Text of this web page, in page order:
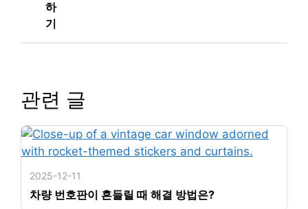
하
기
관련 글
2025-12-11
차량 번호판이 흔들릴 때 해결 방법은?